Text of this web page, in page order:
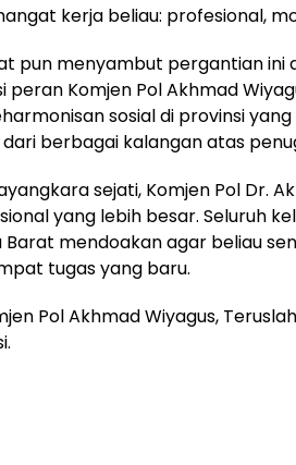
kerja beliau: profesional,
pun menyambut pergantian ini
peran Komjen Pol Akhmad
sosial di provinsi
berbagai kalangan atas
sejati, Komjen Pol Dr.
yang lebih besar. Seluruh
mendoakan agar beliau
tugas yang baru.
Pol Akhmad Wiyagus,